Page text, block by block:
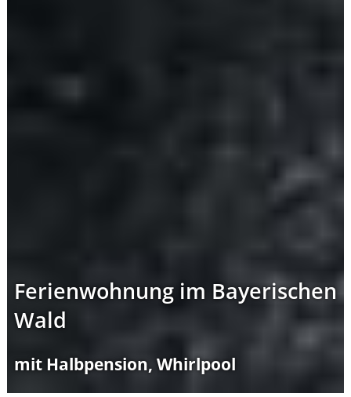
Ferienwohnung im Bayerischen
Wald
mit Halbpension, Whirlpool